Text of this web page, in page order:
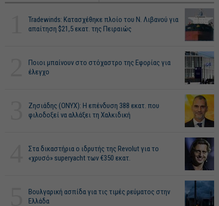
Tradewinds: Κατασχέθηκε πλοίο του Ν. Λιβανού για
απαίτηση $21,5 εκατ. της Πειραιώς
Ποιοι μπαίνουν στο στόχαστρο της Εφορίας για
έλεγχο
Ζησιάδης (ONYX): Η επένδυση 388 εκατ. που
φιλοδοξεί να αλλάξει τη Χαλκιδική
Στα δικαστήρια ο ιδρυτής της Revolut για το
«χρυσό» superyacht των €350 εκατ.
Βουλγαρική ασπίδα για τις τιμές ρεύματος στην
Ελλάδα